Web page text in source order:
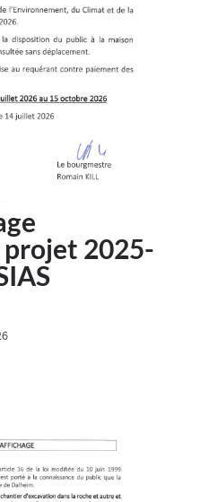
2025-